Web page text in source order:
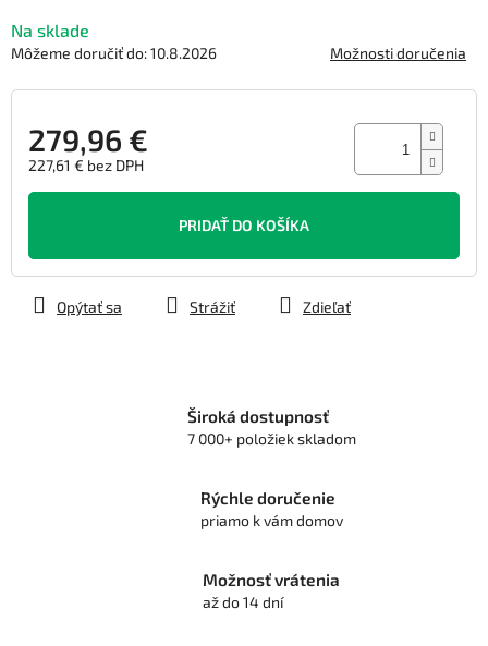
Na sklade
Môžeme doručiť do:10.8.2026 Možnosti doručenia
279,96 €
227,61 € bez DPH
Jednotková
PRIDAŤ DO KOŠÍKA
Opýtať sa Strážiť Zdieľať
5
hviezdičiek.
Široká dostupnosť
7 000+ položiek skladom
Rýchle doručenie
priamo k vám domov
Možnosť vrátenia
až do 14 dní